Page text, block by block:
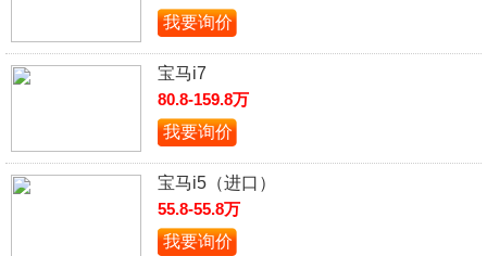
我要询价
宝马i7
80.8-159.8万
我要询价
宝马i5（进口）
55.8-55.8万
我要询价